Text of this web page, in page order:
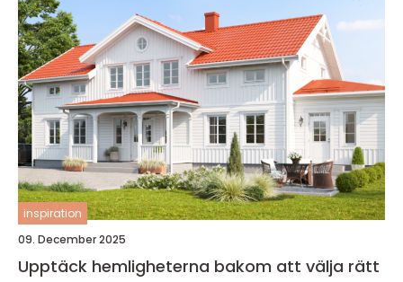
inspiration
09. December 2025
Upptäck hemligheterna bakom att välja rätt